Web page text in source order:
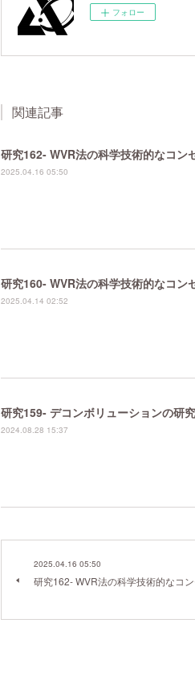
フォロー
関連記事
研究162- WVR法の科学技術的なコン
2025.04.16 05:50
研究160- WVR法の科学技術的なコン
2025.04.14 02:52
研究159- デコンボリューションの研
2024.08.28 15:37
2025.04.16 05:50
研究162- WVR法の科学技術的なコ